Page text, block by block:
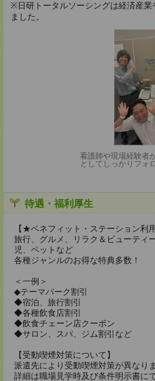
※日研トータルソーシングは経済産
ました。
看護師や現場経験者
としてしっかりフォ
待遇・福利厚生
【★ベネフィット・ステーション利
旅行、グルメ、リラク＆ビューティ
児、ペットなど
各種ジャンルのお得な特典多数！
＜一例＞
◆テーマパーク割引
◆宿泊、旅行割引
◆各種飲食店割引
◆飲食チェーン店クーポン
◆サロン、スパ、ジム割引など
【受動喫煙対策について】
派遣先により受動喫煙対策が異なりま
詳細は職場見学時及び条件明示書に